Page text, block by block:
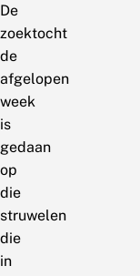
De
zoektocht
de
afgelopen
week
is
gedaan
op
die
struwelen
die
in